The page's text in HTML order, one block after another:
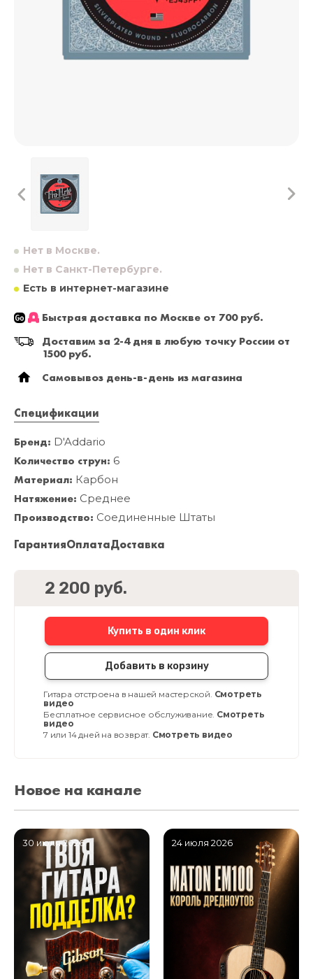
Нет в Москве.
Нет в Санкт-Петербурге.
Есть в интернет-магазине
Быстрая доставка по Москве от 700 руб.
Доставим за 2-4 дня в любую точку России от
1500 руб.
Самовывоз день-в-день из магазина
Спецификации
Бренд: D'Addario
Количество струн: 6
Материал: Карбон
Натяжение: Среднее
Производство: Соединенные Штаты
ГарантияОплатаДоставка
2 200 руб.
Купить в один клик
Добавить в корзину
Гитара отстроена в нашей мастерской. Смотреть
видео
Бесплатное сервисное обслуживание. Смотреть
видео
7 или 14 дней на возврат. Смотреть видео
Новое на канале
30 июля 2026 24 июля 2026